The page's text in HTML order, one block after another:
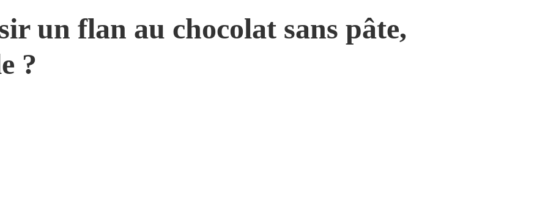
un flan au chocolat sans pâte,
?